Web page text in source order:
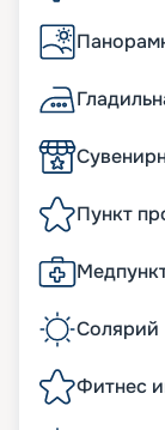
Пункт
Солярий
Фитнес